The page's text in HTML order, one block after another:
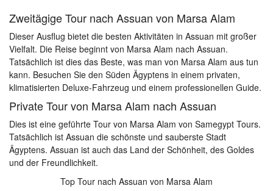
Zweitägige Tour nach Assuan von Marsa Alam
Dieser Ausflug bietet die besten Aktivitäten in Assuan mit großer
Vielfalt. Die Reise beginnt von Marsa Alam nach Assuan.
Tatsächlich ist dies das Beste, was man von Marsa Alam aus tun
kann. Besuchen Sie den Süden Ägyptens in einem privaten,
klimatisierten Deluxe-Fahrzeug und einem professionellen Guide.
Private Tour von Marsa Alam nach Assuan
Dies ist eine geführte Tour von Marsa Alam von Samegypt Tours.
Tatsächlich ist Assuan die schönste und sauberste Stadt
Ägyptens. Assuan ist auch das Land der Schönheit, des Goldes
und der Freundlichkeit.
Top Tour nach Assuan von Marsa Alam